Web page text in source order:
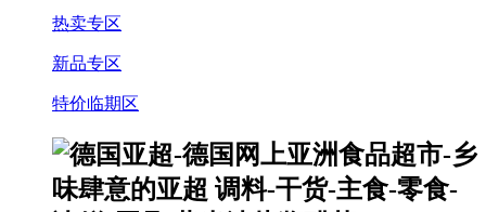
热卖专区
新品专区
特价临期区